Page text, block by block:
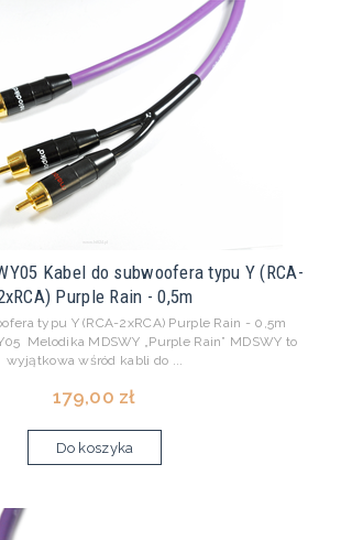
Kabel do subwoofera typu Y (RCA-
Purple Rain - 0,5m
typu Y (RCA-2xRCA) Purple Rain - 0,5m
Melodika MDSWY „Purple Rain” MDSWY to
wyjątkowa wśród kabli do ...
179,00 zł
Do koszyka